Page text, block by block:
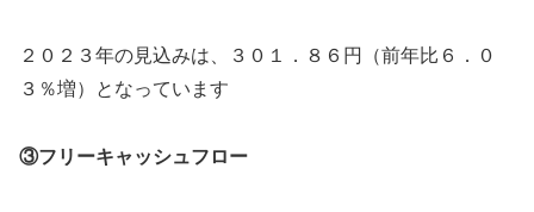
２０２３年の見込みは、３０１．８６円（前年比６．０
３％増）となっています
③フリーキャッシュフロー